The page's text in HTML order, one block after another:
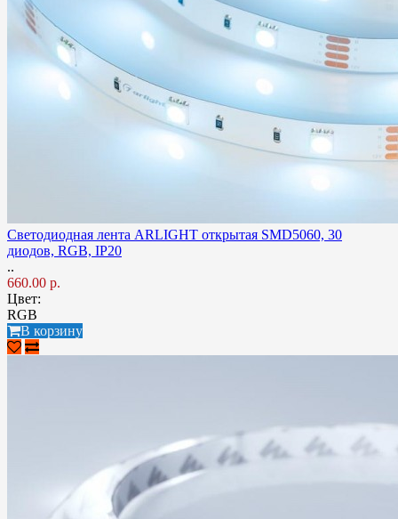
Светодиодная лента ARLIGHT открытая SMD5060, 30
диодов, RGB, IP20
..
660.00 р.
Цвет:
RGB
В корзину